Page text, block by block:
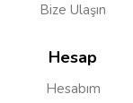
Bize Ulaşın
Hesap
Hesabım